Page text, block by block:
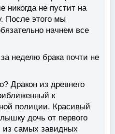
не пустит на
После этого мы
начнем все
неделю брака почти не
Дракон из древнего
к
полиции. Красивый
дочь от первого
самых завидных